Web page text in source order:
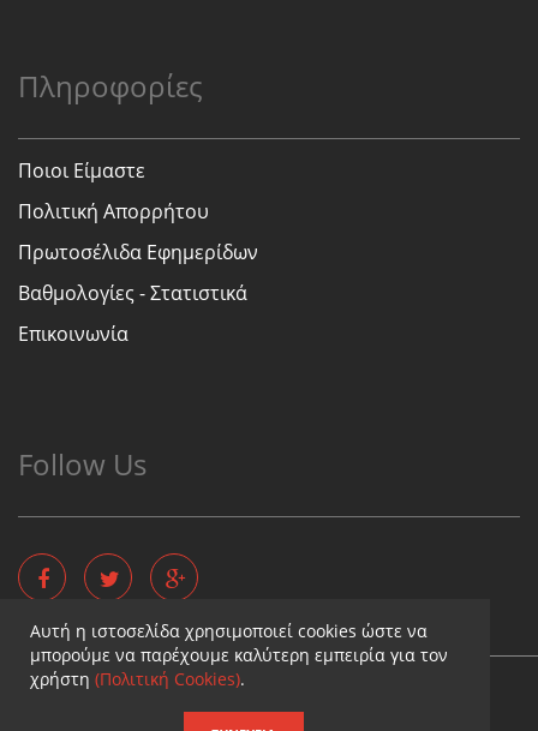
Πληροφορίες
Ποιοι Είμαστε
Πολιτική Απορρήτου
Πρωτοσέλιδα Εφημερίδων
Βαθμολογίες - Στατιστικά
Επικοινωνία
Follow Us
Copyright © - Diaititis.gr - All Rights Reserved.
Σχεδιασμός & κατασκευή ιστοσελίδων
Αυτή η ιστοσελίδα χρησιμοποιεί cookies ώστε να
μπορούμε να παρέχουμε καλύτερη εμπειρία για τον
χρήστη (Πολιτική Cookies).